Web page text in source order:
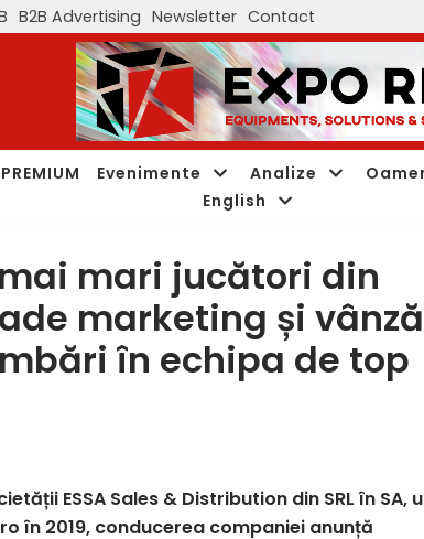
B2B Advertising Newsletter Contact
PREMIUM Evenimente Analize
English
mari jucători din
marketing și
în echipa de top
ESSA Sales & Distribution din SRL în SA,
în 2019, conducerea companiei anunță